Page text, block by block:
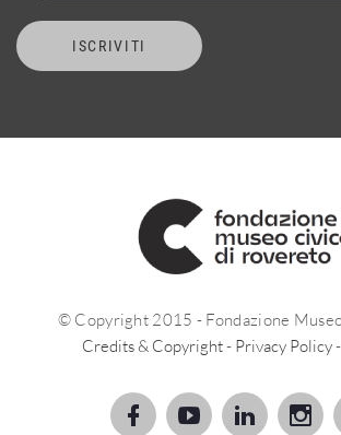
ISCRIVITI
© Copyright 2015 - Fondazione
Credits & Copyright- Privacy Policy-